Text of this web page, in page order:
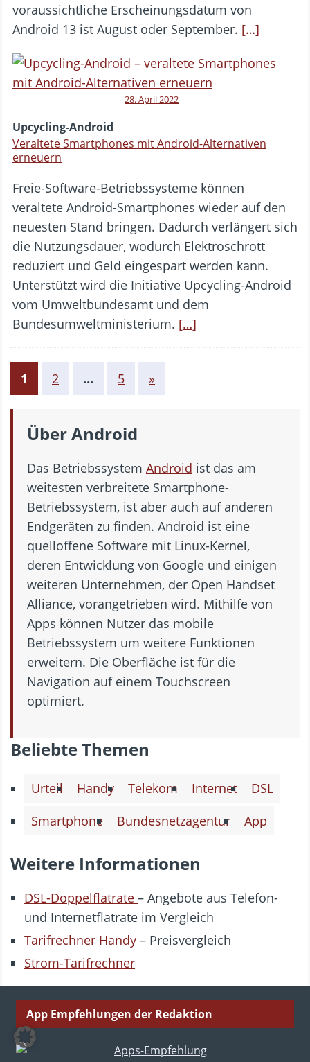
voraussichtliche Erscheinungsdatum von
Android 13 ist August oder September. […]
28. April 2022
Upcycling-Android
Veraltete Smartphones mit Android-Alternativen
erneuern
Freie-Software-Betriebssysteme können
veraltete Android-Smartphones wieder auf den
neuesten Stand bringen. Dadurch verlängert sich
die Nutzungsdauer, wodurch Elektroschrott
reduziert und Geld eingespart werden kann.
Unterstützt wird die Initiative Upcycling-Android
vom Umweltbundesamt und dem
Bundesumweltministerium. […]
1 2 … 5 »
Über Android
Das Betriebssystem Android ist das am
weitesten verbreitete Smartphone-
Betriebssystem, ist aber auch auf anderen
Endgeräten zu finden. Android ist eine
quelloffene Software mit Linux-Kernel,
deren Entwicklung von Google und einigen
weiteren Unternehmen, der Open Handset
Alliance, vorangetrieben wird. Mithilfe von
Apps können Nutzer das mobile
Betriebssystem um weitere Funktionen
erweitern. Die Oberfläche ist für die
Navigation auf einem Touchscreen
optimiert.
Beliebte Themen
Urteil Handy Telekom Internet
DSL
Smartphone
Bundesnetzagentur App
Weitere Informationen
DSL-Doppelflatrate – Angebote aus Telefon-
und Internetflatrate im Vergleich
Tarifrechner Handy – Preisvergleich
Strom-Tarifrechner
App Empfehlungen der Redaktion